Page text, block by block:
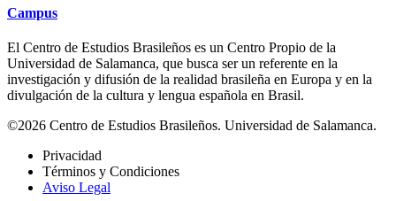
Campus
El Centro de Estudios Brasileños es un Centro Propio de la
Universidad de Salamanca, que busca ser un referente en la
investigación y difusión de la realidad brasileña en Europa y en la
divulgación de la cultura y lengua española en Brasil.
©2026 Centro de Estudios Brasileños. Universidad de Salamanca.
Privacidad
Términos y Condiciones
Aviso Legal